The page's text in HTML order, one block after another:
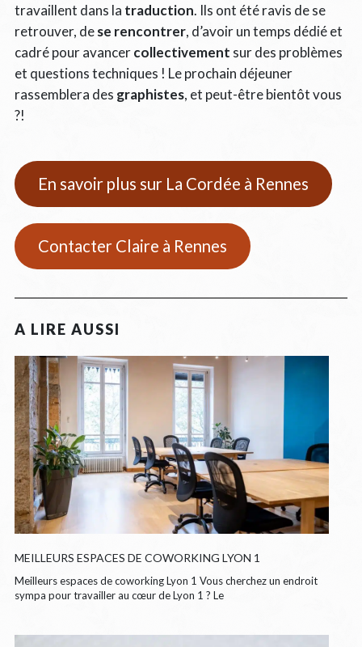
travaillent dans la traduction. Ils ont été ravis de se
retrouver, dese rencontrer, d’avoir un temps dédié et
cadré pour avancercollectivement sur des problèmes
et questions techniques ! Le prochain déjeuner
rassemblera des graphistes, et peut-être bientôt vous
?!
En savoir plus sur La Cordée à Rennes
Contacter Claire à Rennes
MEILLEURS ESPACES DE COWORKING LYON 1
Meilleurs espaces de coworking Lyon 1 Vous cherchez un endroit
sympa pour travailler au cœur de Lyon 1 ? Le